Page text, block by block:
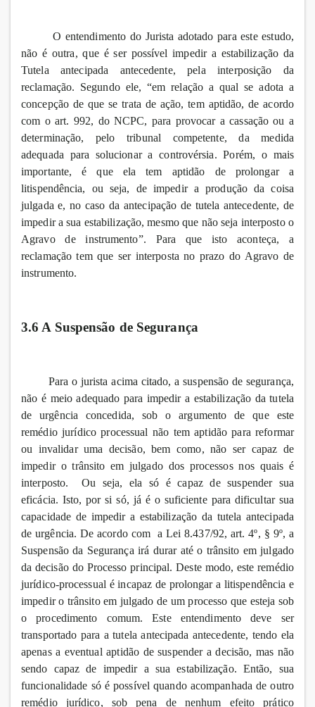
O entendimento do Jurista adotado para este estudo,
não é outra, que é ser possível impedir a estabilização da
Tutela antecipada antecedente, pela interposição da
reclamação. Segundo ele, “em relação a qual se adota a
concepção de que se trata de ação, tem aptidão, de acordo
com o art. 992, do NCPC, para provocar a cassação ou a
determinação, pelo tribunal competente, da medida
adequada para solucionar a controvérsia. Porém, o mais
importante, é que ela tem aptidão de prolongar a
litispendência, ou seja, de impedir a produção da coisa
julgada e, no caso da antecipação de tutela antecedente, de
impedir a sua estabilização, mesmo que não seja interposto o
Agravo de instrumento”. Para que isto aconteça, a
reclamação tem que ser interposta no prazo do Agravo de
instrumento.
3.6 A Suspensão de Segurança
Para o jurista acima citado, a suspensão de segurança,
não é meio adequado para impedir a estabilização da tutela
de urgência concedida, sob o argumento de que este
remédio jurídico processual não tem aptidão para reformar
ou invalidar uma decisão, bem como, não ser capaz de
impedir o trânsito em julgado dos processos nos quais é
interposto. Ou seja, ela só é capaz de suspender sua
eficácia. Isto, por si só, já é o suficiente para dificultar sua
capacidade de impedir a estabilização da tutela antecipada
de urgência. De acordo com a Lei 8.437/92, art. 4º, § 9º, a
Suspensão da Segurança irá durar até o trânsito em julgado
da decisão do Processo principal. Deste modo, este remédio
jurídico-processual é incapaz de prolongar a litispendência e
impedir o trânsito em julgado de um processo que esteja sob
o procedimento comum. Este entendimento deve ser
transportado para a tutela antecipada antecedente, tendo ela
apenas a eventual aptidão de suspender a decisão, mas não
sendo capaz de impedir a sua estabilização. Então, sua
funcionalidade só é possível quando acompanhada de outro
remédio jurídico, sob pena de nenhum efeito prático